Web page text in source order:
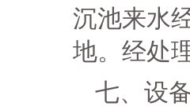
沉池来水
地。经处
七、设